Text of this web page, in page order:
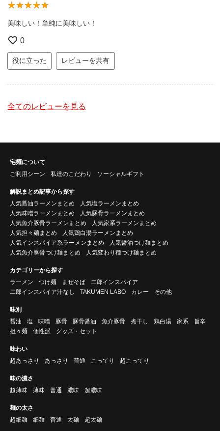
美味しい！単純に美味しい！
0
役に立った レビューを共有
全てのレビューを見る
宅麺について
ご利用シーン
私達のこだわり ソーシャルギフト
解説まとめ記事から探す
人気醤油ラーメンまとめ
人気塩ラーメンまとめ
人気味噌ラーメンまとめ
人気豚骨ラーメンまとめ
人気魚介豚骨ラーメンまとめ
人気家系ラーメンまとめ
人気担々麺まとめ
人気鶏白湯ラーメンまとめ
人気インスパイア系ラーメンまとめ
人気醤油つけ麺まとめ
人気魚介豚骨つけ麺まとめ
人気変わり種つけ麺まとめ
カテゴリーから探す
ラーメン
つけ麺 まぜそば
二郎インスパイア
二郎インスパイア汁なし
TAKUMEN LABO カレー その他
味別
醤油
塩 味噌 豚骨 豚骨醤油 魚介豚骨 煮干し 鶏白湯 家系
旨辛
担々麺
個性派 グッズ・セット
味わい
超あっさり
あっさり 普通 こってり 超こってり
味の濃さ
超薄味
薄味 普通 濃味 超濃味
麺の太さ
超細麺
細麺 普通 太麺 超太麺